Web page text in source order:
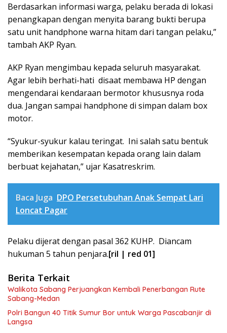
Berdasarkan informasi warga, pelaku berada di lokasi
penangkapan dengan menyita barang bukti berupa
satu unit handphone warna hitam dari tangan pelaku,”
tambah AKP Ryan.
AKP Ryan mengimbau kepada seluruh masyarakat.
Agar lebih berhati-hati disaat membawa HP dengan
mengendarai kendaraan bermotor khususnya roda
dua. Jangan sampai handphone di simpan dalam box
motor.
“Syukur-syukur kalau teringat. Ini salah satu bentuk
memberikan kesempatan kepada orang lain dalam
berbuat kejahatan,” ujar Kasatreskrim.
Baca Juga DPO Persetubuhan Anak Sempat Lari
Loncat Pagar
Pelaku dijerat dengan pasal 362 KUHP. Diancam
hukuman 5 tahun penjara.[ril | red 01]
Berita Terkait
Walikota Sabang Perjuangkan Kembali Penerbangan Rute
Sabang-Medan
Polri Bangun 40 Titik Sumur Bor untuk Warga Pascabanjir di
Langsa